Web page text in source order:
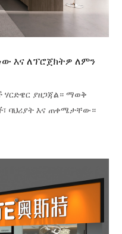
እና ለፕሮጀክትዎ ለምን
ሃርድዌር ያዘጋጃል። ማወቅ
ባህሪያት እና ጠቀሜታቸው።